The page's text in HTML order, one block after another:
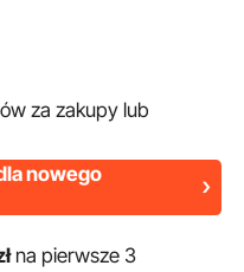
blatowy piekarnik
za zakupy lub
nowego
na pierwsze 3